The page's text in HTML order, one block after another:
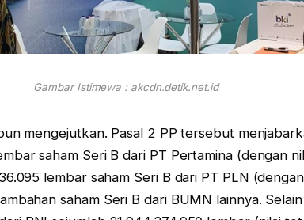
Gambar Istimewa : akcdn.detik.net.id
mengejutkan. Pasal 2 PP tersebut
saham Seri B dari PT Pertamina (dengan
lembar saham Seri B dari PT PLN
saham Seri B dari BUMN lainnya.